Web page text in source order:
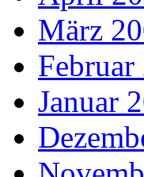
März
Februar
Januar